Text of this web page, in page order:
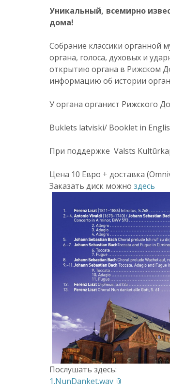
Уникальный, всемирно
дома!
Собрание классики органной
органа, голоса, духовых и
открытию органа в Рижском
информацию об истории
У органа органист Рижского
Buklets latviski/ Booklet in
При поддержке Valsts
Цена 10 Евро + доставка
Заказать диск можно здесь
Послушать здесь:
1.NunDanket.wav